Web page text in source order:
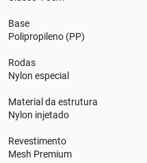
Base
Polipropileno (PP)
Rodas
Nylon especial
Material da estrutura
Nylon injetado
Revestimento
Mesh Premium